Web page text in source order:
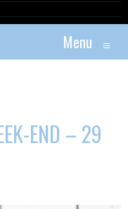
Menu ≡
END – 29